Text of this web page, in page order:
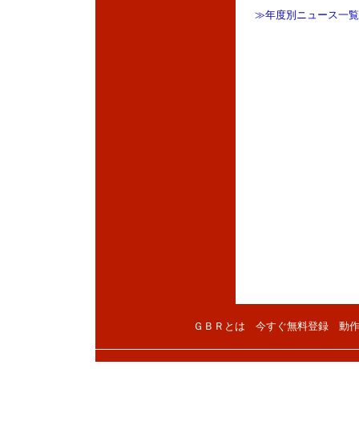
≫年度別ニュース一覧
ＧＢＲとは 今すぐ無料登録 動